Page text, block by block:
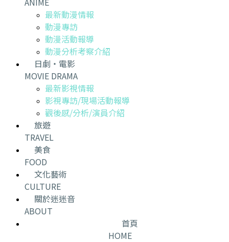
最新動漫情報
動漫專訪
動漫活動報導
動漫分析考察介紹
日劇・電影
MOVIE DRAMA
最新影視情報
影視專訪/現場活動報導
觀後感/分析/演員介紹
旅遊
TRAVEL
美食
FOOD
文化藝術
CULTURE
關於迷迷音
ABOUT
首頁
HOME